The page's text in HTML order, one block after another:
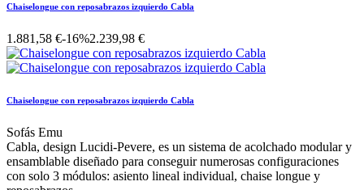
Chaiselongue con reposabrazos izquierdo Cabla
1.881,58 €-16%2.239,98 €
Chaiselongue con reposabrazos izquierdo Cabla
Sofás Emu
Cabla, design Lucidi-Pevere, es un sistema de acolchado modular y
ensamblable diseñado para conseguir numerosas configuraciones
con solo 3 módulos: asiento lineal individual, chaise longue y